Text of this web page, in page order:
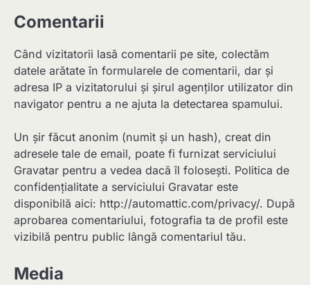
Comentarii
Când vizitatorii lasă comentarii pe site, colectăm
datele arătate în formularele de comentarii, dar și
adresa IP a vizitatorului și șirul agenților utilizator din
navigator pentru a ne ajuta la detectarea spamului.
Un șir făcut anonim (numit și un hash), creat din
adresele tale de email, poate fi furnizat serviciului
Gravatar pentru a vedea dacă îl folosești. Politica de
confidențialitate a serviciului Gravatar este
disponibilă aici: http://automattic.com/privacy/. După
aprobarea comentariului, fotografia ta de profil este
vizibilă pentru public lângă comentariul tău.
Media